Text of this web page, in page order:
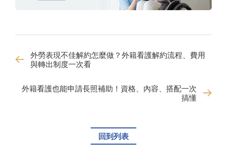
外勞表現不佳解約怎麼做？外籍看護解約流程、費用
與轉出制度一次看
外籍看護也能申請長照補助！資格、內容、搭配一次
搞懂
回到列表